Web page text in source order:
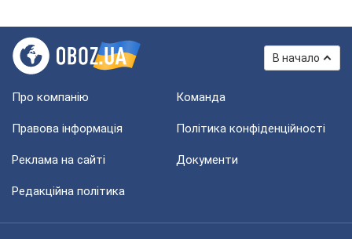
В начало
Про компанію Команда
Правова інформація Політика конфіденційності
Реклама на сайті Документи
Редакційна політика